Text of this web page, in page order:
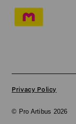
© Pro Artibus 2026
Privacy Policy